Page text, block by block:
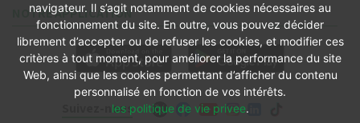
Suivez-nous
NOTRE APPLICATION
navigateur. Il s’agit notamment de cookies nécessaires au
fonctionnement du site. En outre, vous pouvez décider
librement d’accepter ou de refuser les cookies, et modifier ces
critères à tout moment, pour améliorer la performance du site
Web, ainsi que les cookies permettant d’afficher du contenu
personnalisé en fonction de vos intérêts.
les politique de vie privee.